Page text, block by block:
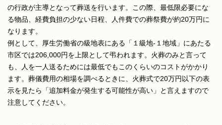
の行政が主導となって葬送を行います。この際、最低限必要にな
る物品、経費負担の少ない日程、人件費での葬祭費が約20万円に
なります。
例として、厚生労働省の級地表にある「１級地-１地域」にあたる
市区では206,000円を上限として弔われます。火葬のみと言って
も、人を一人送るためには最低でもこのくらいのコストがかかり
ます。葬儀費用の相場を調べるときに、火葬式で20万円以下の表
示を見たら「追加料金が発生する可能性が高い」と言えますので
注意してください。